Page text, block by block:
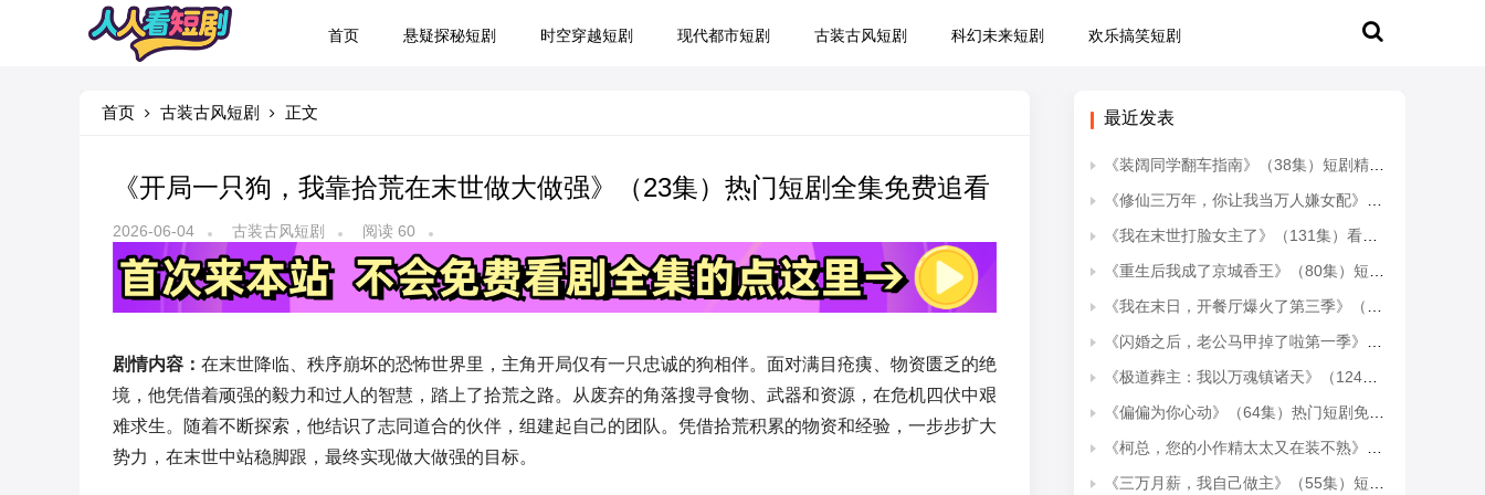
首页 悬疑探秘短剧 时空穿越短剧 现代都市短剧 古装古风短剧 科幻未来短剧 欢乐搞笑短剧
首页 古装古风短剧 正文
《开局一只狗，我靠拾荒在末世做大做强》（23集）热门短剧全集免费追看
2026-06-04 古装古风短剧 阅读 60
剧情内容： 在末世降临、秩序崩坏的恐怖世界里，主角开局仅有一只忠诚的狗相伴。面对满目疮痍、物资匮乏的绝
境，他凭借着顽强的毅力和过人的智慧，踏上了拾荒之路。从废弃的角落搜寻食物、武器和资源，在危机四伏中艰
难求生。随着不断探索，他结识了志同道合的伙伴，组建起自己的团队。凭借拾荒积累的物资和经验，一步步扩大
势力，在末世中站稳脚跟，最终实现做大做强的目标。
最近发表
《装阔同学翻车指南》（38集）短剧精彩剧情抢先观看
《修仙三万年，你让我当万人嫌女配》（116集）一口气追完短剧全集
《我在末世打脸女主了》（131集）看短剧感受末世打脸爽感
《重生后我成了京城香王》（80集）短剧全集免费在线追看
《我在末日，开餐厅爆火了第三季》（65集）短剧精彩全集一网尽
《闪婚之后，老公马甲掉了啦第一季》（125集）免费短剧在线畅快追
《极道葬主：我以万魂镇诸天》（124集）短剧全集畅快看不停
《偏偏为你心动》（64集）热门短剧免费在线看
《柯总，您的小作精太太又在装不熟》（78集）精彩短剧免费一看到底
《三万月薪，我自己做主》（55集）短剧全集免费畅快看